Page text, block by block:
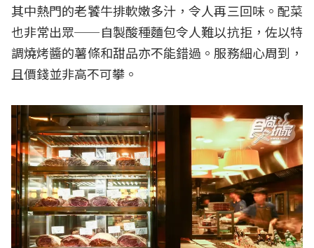
其中熱門的老饕牛排軟嫩多汁，令人再三回味。配菜
也非常出眾──自製酸種麵包令人難以抗拒，佐以特
調燒烤醬的薯條和甜品亦不能錯過。服務細心周到，
且價錢並非高不可攀。